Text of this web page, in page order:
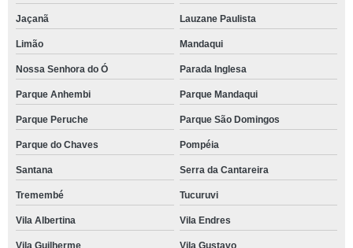
Jaçanã Lauzane Paulista
Limão Mandaqui
Nossa Senhora do Ó Parada Inglesa
Parque Anhembi Parque Mandaqui
Parque Peruche Parque São Domingos
Parque do Chaves Pompéia
Santana Serra da Cantareira
Tremembé Tucuruvi
Vila Albertina Vila Endres
Vila Guilherme Vila Gustavo